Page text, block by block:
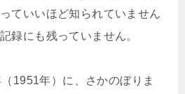
ていいほど知られていません
録にも残っていません。
1951年）に、さかのぼりま